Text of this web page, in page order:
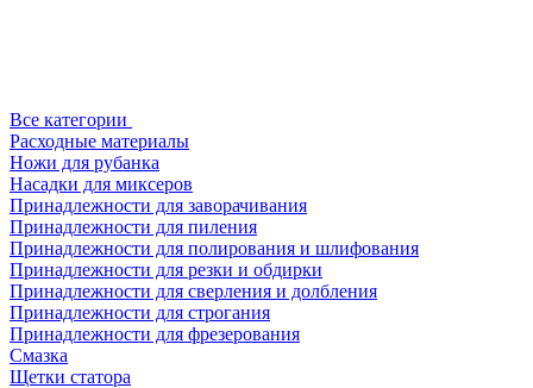
Все категории
Расходные материалы
Ножи для рубанка
Насадки для миксеров
Принадлежности для заворачивания
Принадлежности для пиления
Принадлежности для полирования и шлифования
Принадлежности для резки и обдирки
Принадлежности для сверления и долбления
Принадлежности для строгания
Принадлежности для фрезерования
Смазка
Щетки статора